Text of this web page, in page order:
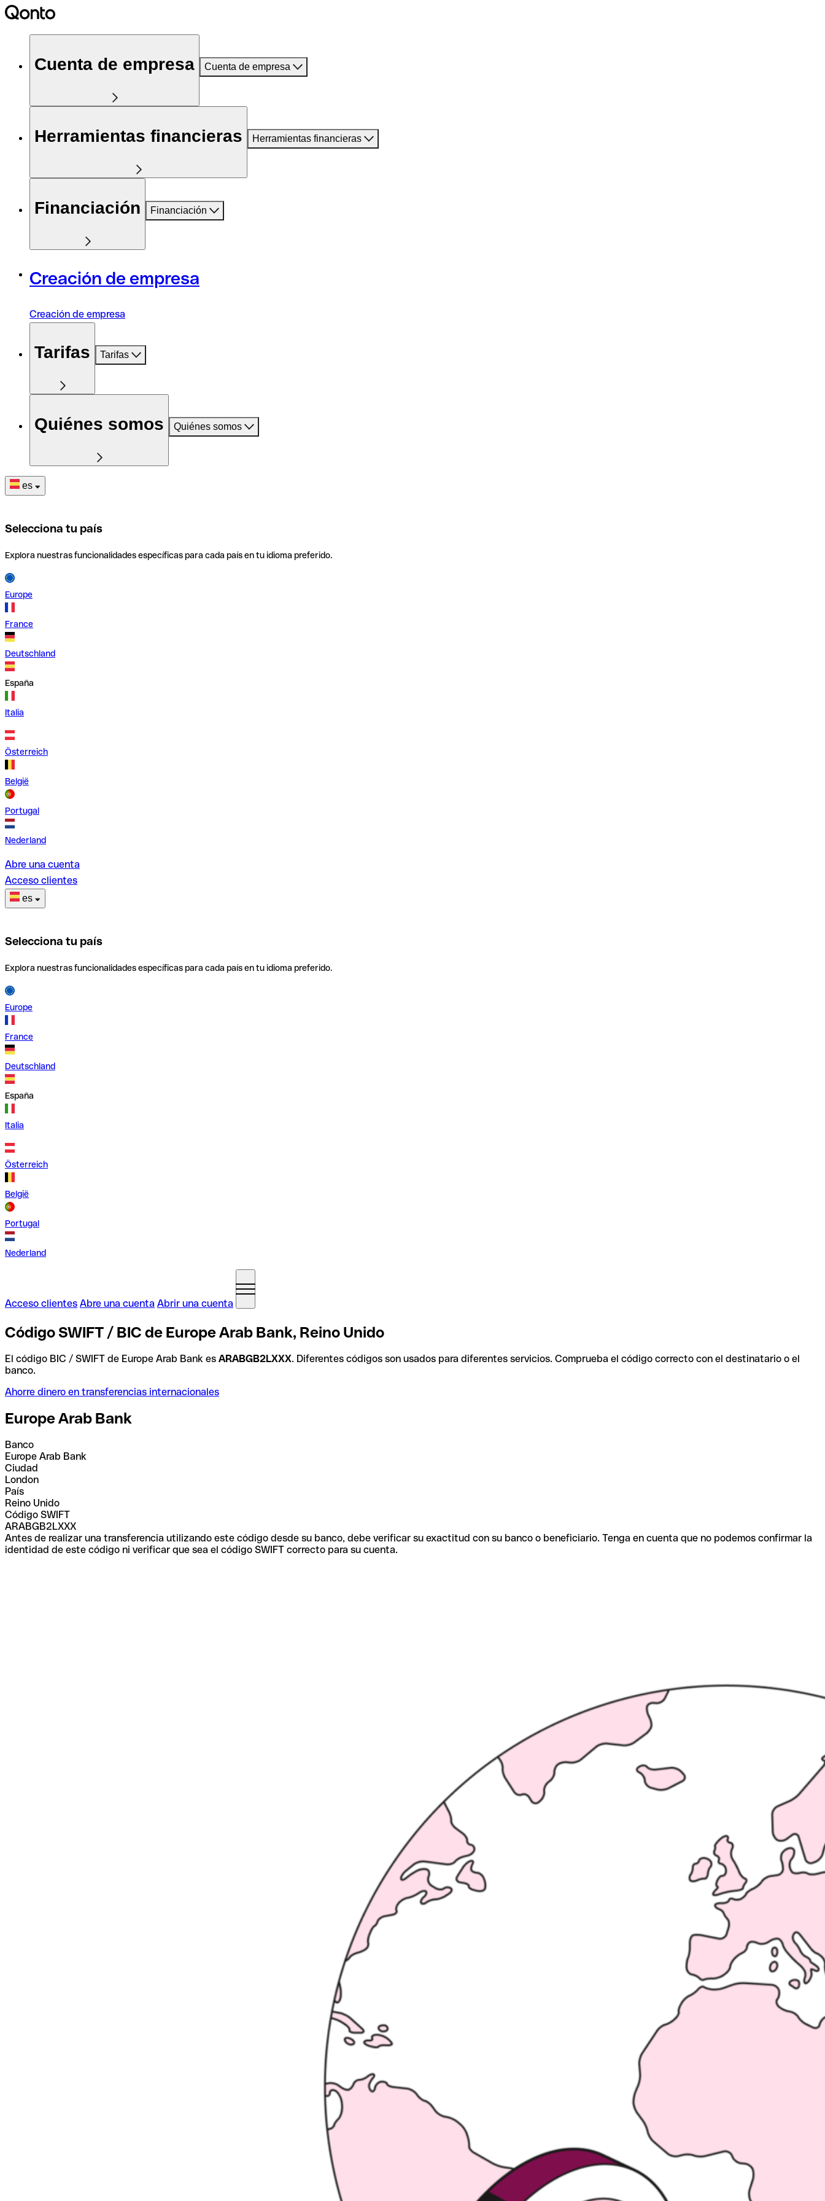
Cuenta de empresa Cuenta de empresa
Herramientas financieras Herramientas financieras
Financiación Financiación
Creación de empresa
Creación de empresa
Tarifas Tarifas
Quiénes somos Quiénes somos
es
Selecciona tu país
Explora nuestras funcionalidades específicas para cada país en tu idioma preferido.
Europe
France
Deutschland
España
Italia
Österreich
België
Portugal
Nederland
Abre una cuenta
Acceso clientes
es
Selecciona tu país
Explora nuestras funcionalidades específicas para cada país en tu idioma preferido.
Europe
France
Deutschland
España
Italia
Österreich
België
Portugal
Nederland
Acceso clientes Abre una cuenta Abrir una cuenta
Código SWIFT / BIC de Europe Arab Bank, Reino Unido
El código BIC / SWIFT de Europe Arab Bank es ARABGB2LXXX. Diferentes códigos son usados para diferentes servicios. Comprueba el código correcto con el destinatario o el
banco.
Ahorre dinero en transferencias internacionales
Europe Arab Bank
Banco
Europe Arab Bank
Ciudad
London
País
Reino Unido
Código SWIFT
ARABGB2LXXX
Antes de realizar una transferencia utilizando este código desde su banco, debe verificar su exactitud con su banco o beneficiario. Tenga en cuenta que no podemos confirmar la
identidad de este código ni verificar que sea el código SWIFT correcto para su cuenta.